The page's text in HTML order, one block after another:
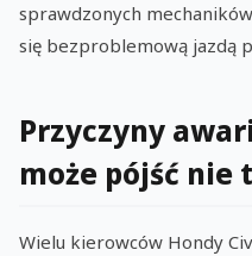
sprawdzonych
się bezproblemową jazdą
Przyczyny
może pójść nie
Wielu kierowców Hondy